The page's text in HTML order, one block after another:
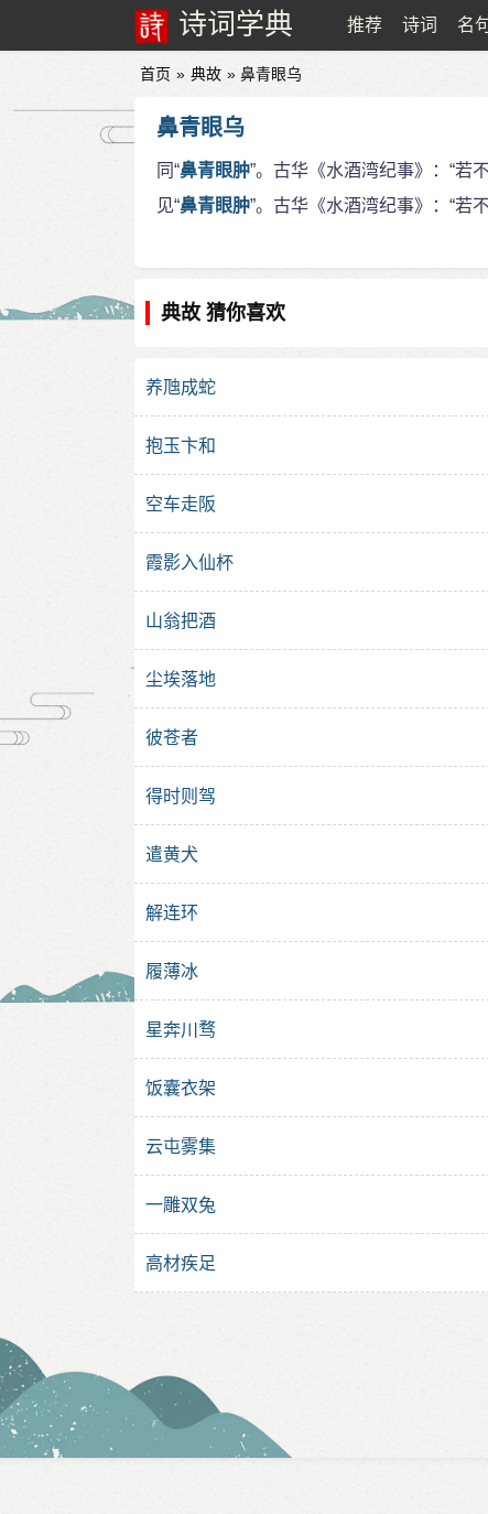
诗词学典 推荐 诗词 名
首页 » 典故 » 鼻青眼乌
鼻青眼乌
同“鼻青眼肿”。古华《水酒湾纪事》：“
见“鼻青眼肿”。古华《水酒湾纪事》：“
典故 猜你喜欢
养虺成蛇
抱玉卞和
空车走阪
霞影入仙杯
山翁把酒
尘埃落地
彼苍者
得时则驾
遣黄犬
解连环
履薄冰
星奔川骛
饭囊衣架
云屯雾集
一雕双兔
高材疾足